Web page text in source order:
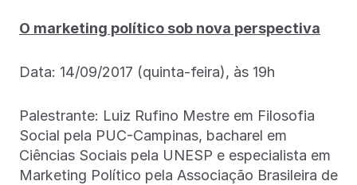
O marketing político sob nova perspectiva
Data: 14/09/2017 (quinta-feira), às 19h
Palestrante: Luiz Rufino Mestre em Filosofia
Social pela PUC-Campinas, bacharel em
Ciências Sociais pela UNESP e especialista em
Marketing Político pela Associação Brasileira de